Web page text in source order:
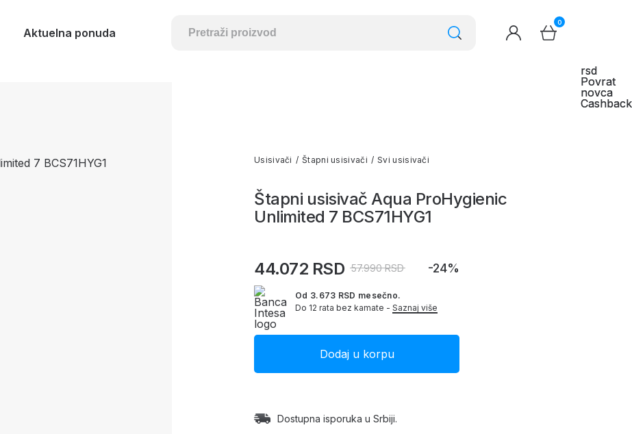
Aktuelna ponuda
0
Usisivači / Štapni usisivači / Svi usisivači
Štapni usisivač Aqua ProHygienic
Unlimited 7 BCS71HYG1
44.072 RSD 57.990 RSD -24%
Od 3.673 RSD mesečno.
Do 12 rata bez kamate - Saznaj više
Dostupna isporuka u Srbiji.